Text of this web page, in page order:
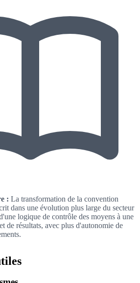
: La transformation de la convention
dans une évolution plus large du secteur
logique de contrôle des moyens à une
de résultats, avec plus d'autonomie de